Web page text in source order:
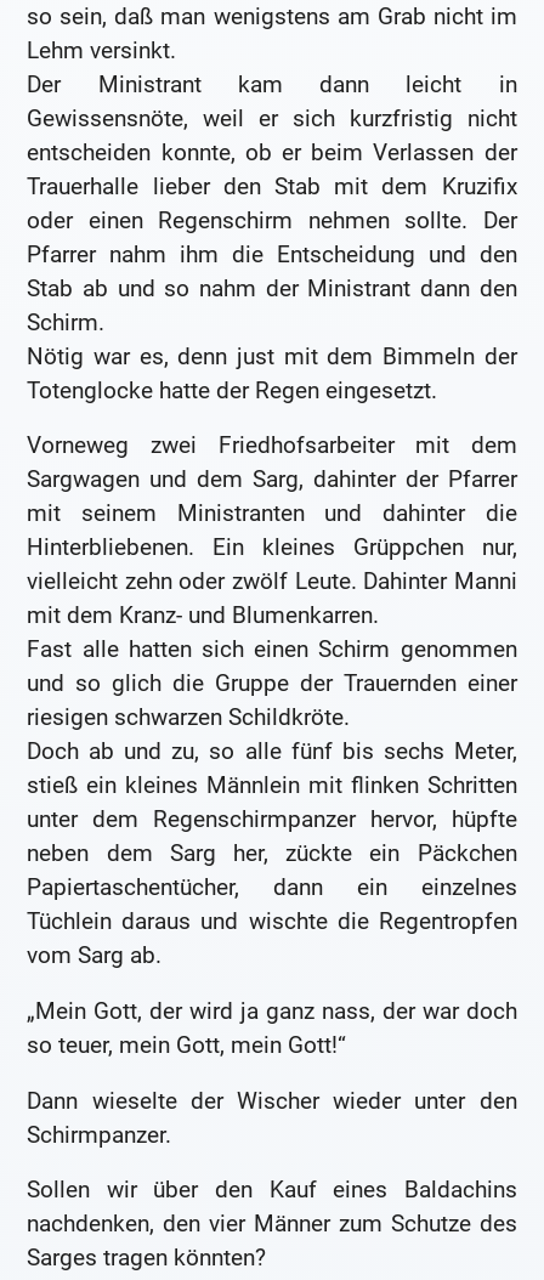
so sein, daß man wenigstens am Grab nicht im
Lehm versinkt.
Der Ministrant kam dann leicht in
Gewissensnöte, weil er sich kurzfristig nicht
entscheiden konnte, ob er beim Verlassen der
Trauerhalle lieber den Stab mit dem Kruzifix
oder einen Regenschirm nehmen sollte. Der
Pfarrer nahm ihm die Entscheidung und den
Stab ab und so nahm der Ministrant dann den
Schirm.
Nötig war es, denn just mit dem Bimmeln der
Totenglocke hatte der Regen eingesetzt.
Vorneweg zwei Friedhofsarbeiter mit dem
Sargwagen und dem Sarg, dahinter der Pfarrer
mit seinem Ministranten und dahinter die
Hinterbliebenen. Ein kleines Grüppchen nur,
vielleicht zehn oder zwölf Leute. Dahinter Manni
mit dem Kranz- und Blumenkarren.
Fast alle hatten sich einen Schirm genommen
und so glich die Gruppe der Trauernden einer
riesigen schwarzen Schildkröte.
Doch ab und zu, so alle fünf bis sechs Meter,
stieß ein kleines Männlein mit flinken Schritten
unter dem Regenschirmpanzer hervor, hüpfte
neben dem Sarg her, zückte ein Päckchen
Papiertaschentücher, dann ein einzelnes
Tüchlein daraus und wischte die Regentropfen
vom Sarg ab.
„Mein Gott, der wird ja ganz nass, der war doch
so teuer, mein Gott, mein Gott!“
Dann wieselte der Wischer wieder unter den
Schirmpanzer.
Sollen wir über den Kauf eines Baldachins
nachdenken, den vier Männer zum Schutze des
Sarges tragen könnten?